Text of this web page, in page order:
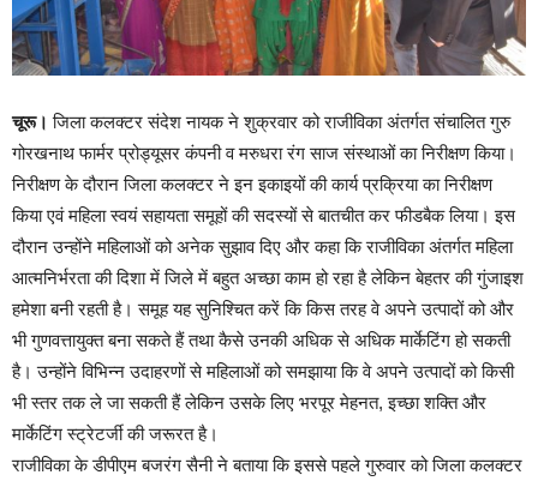
चूरू। जिला कलक्टर संदेश नायक ने शुक्रवार को राजीविका अंतर्गत संचालित गुरु
गोरखनाथ फार्मर प्रोड्यूसर कंपनी व मरुधरा रंग साज संस्थाओं का निरीक्षण किया।
निरीक्षण के दौरान जिला कलक्टर ने इन इकाइयों की कार्य प्रक्रिया का निरीक्षण
किया एवं महिला स्वयं सहायता समूहों की सदस्यों से बातचीत कर फीडबैक लिया। इस
दौरान उन्होंने महिलाओं को अनेक सुझाव दिए और कहा कि राजीविका अंतर्गत महिला
आत्मनिर्भरता की दिशा में जिले में बहुत अच्छा काम हो रहा है लेकिन बेहतर की गुंजाइश
हमेशा बनी रहती है। समूह यह सुनिश्चित करें कि किस तरह वे अपने उत्पादों को और
भी गुणवत्तायुक्त बना सकते हैं तथा कैसे उनकी अधिक से अधिक मार्केटिंग हो सकती
है। उन्होंने विभिन्न उदाहरणों से महिलाओं को समझाया कि वे अपने उत्पादों को किसी
भी स्तर तक ले जा सकती हैं लेकिन उसके लिए भरपूर मेहनत, इच्छा शक्ति और
मार्केटिंग स्ट्रेटर्जी की जरूरत है।
राजीविका के डीपीएम बजरंग सैनी ने बताया कि इससे पहले गुरुवार को जिला कलक्टर